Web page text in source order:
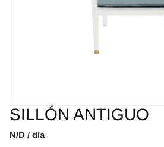
SILLÓN ANTIGUO
N/D / día